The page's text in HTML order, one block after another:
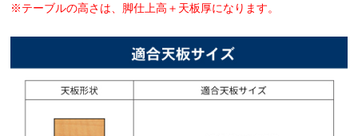
※テーブルの高さは、脚仕上高＋天板厚になります。